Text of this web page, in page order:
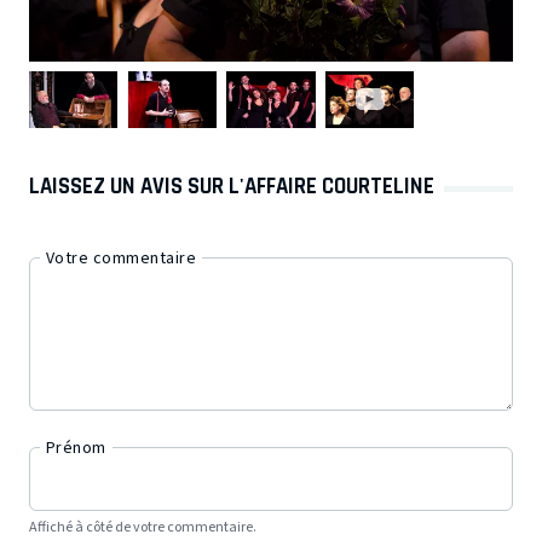
LAISSEZ UN AVIS SUR L'AFFAIRE COURTELINE
Votre commentaire
Prénom
Affiché à côté de votre commentaire.